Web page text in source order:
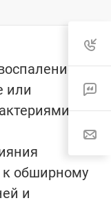
или
к обширному
и